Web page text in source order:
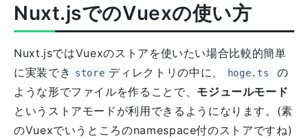
Nuxt.jsでのVuexの使い方
Nuxt.jsではVuexのストアを使いたい場合比較的簡単
に実装でき
store ディレクトリの中に、 hoge.ts
の
ような形でファイルを作ることで、 モジュールモード
というストアモードが利用できるようになります。(素
のVuexでいうところのnamespace付のストアですね)